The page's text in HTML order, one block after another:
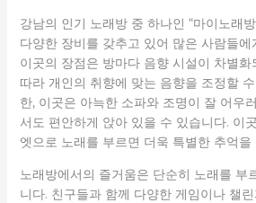
강남의 인기 노래방 중 하나인 “마이노래
다양한 장비를 갖추고 있어 많은 사람들
이곳의 장점은 방마다 음향 시설이 차별화
따라 개인의 취향에 맞는 음향을 조정할
한, 이곳은 아늑한 소파와 조명이 잘 어우
서도 편안하게 앉아 있을 수 있습니다. 이
엣으로 노래를 부르면 더욱 특별한 추억을
노래방에서의 즐거움은 단순히 노래를 부
니다. 친구들과 함께 다양한 게임이나 챌